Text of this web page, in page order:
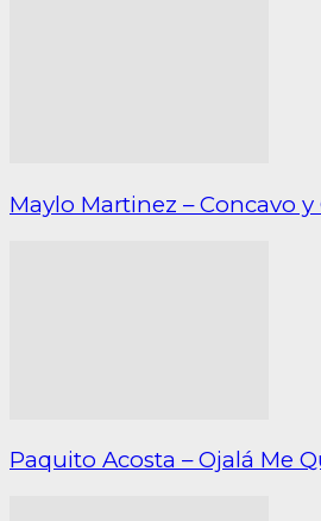
Maylo Martinez – Concavo y
Paquito Acosta – Ojalá Me